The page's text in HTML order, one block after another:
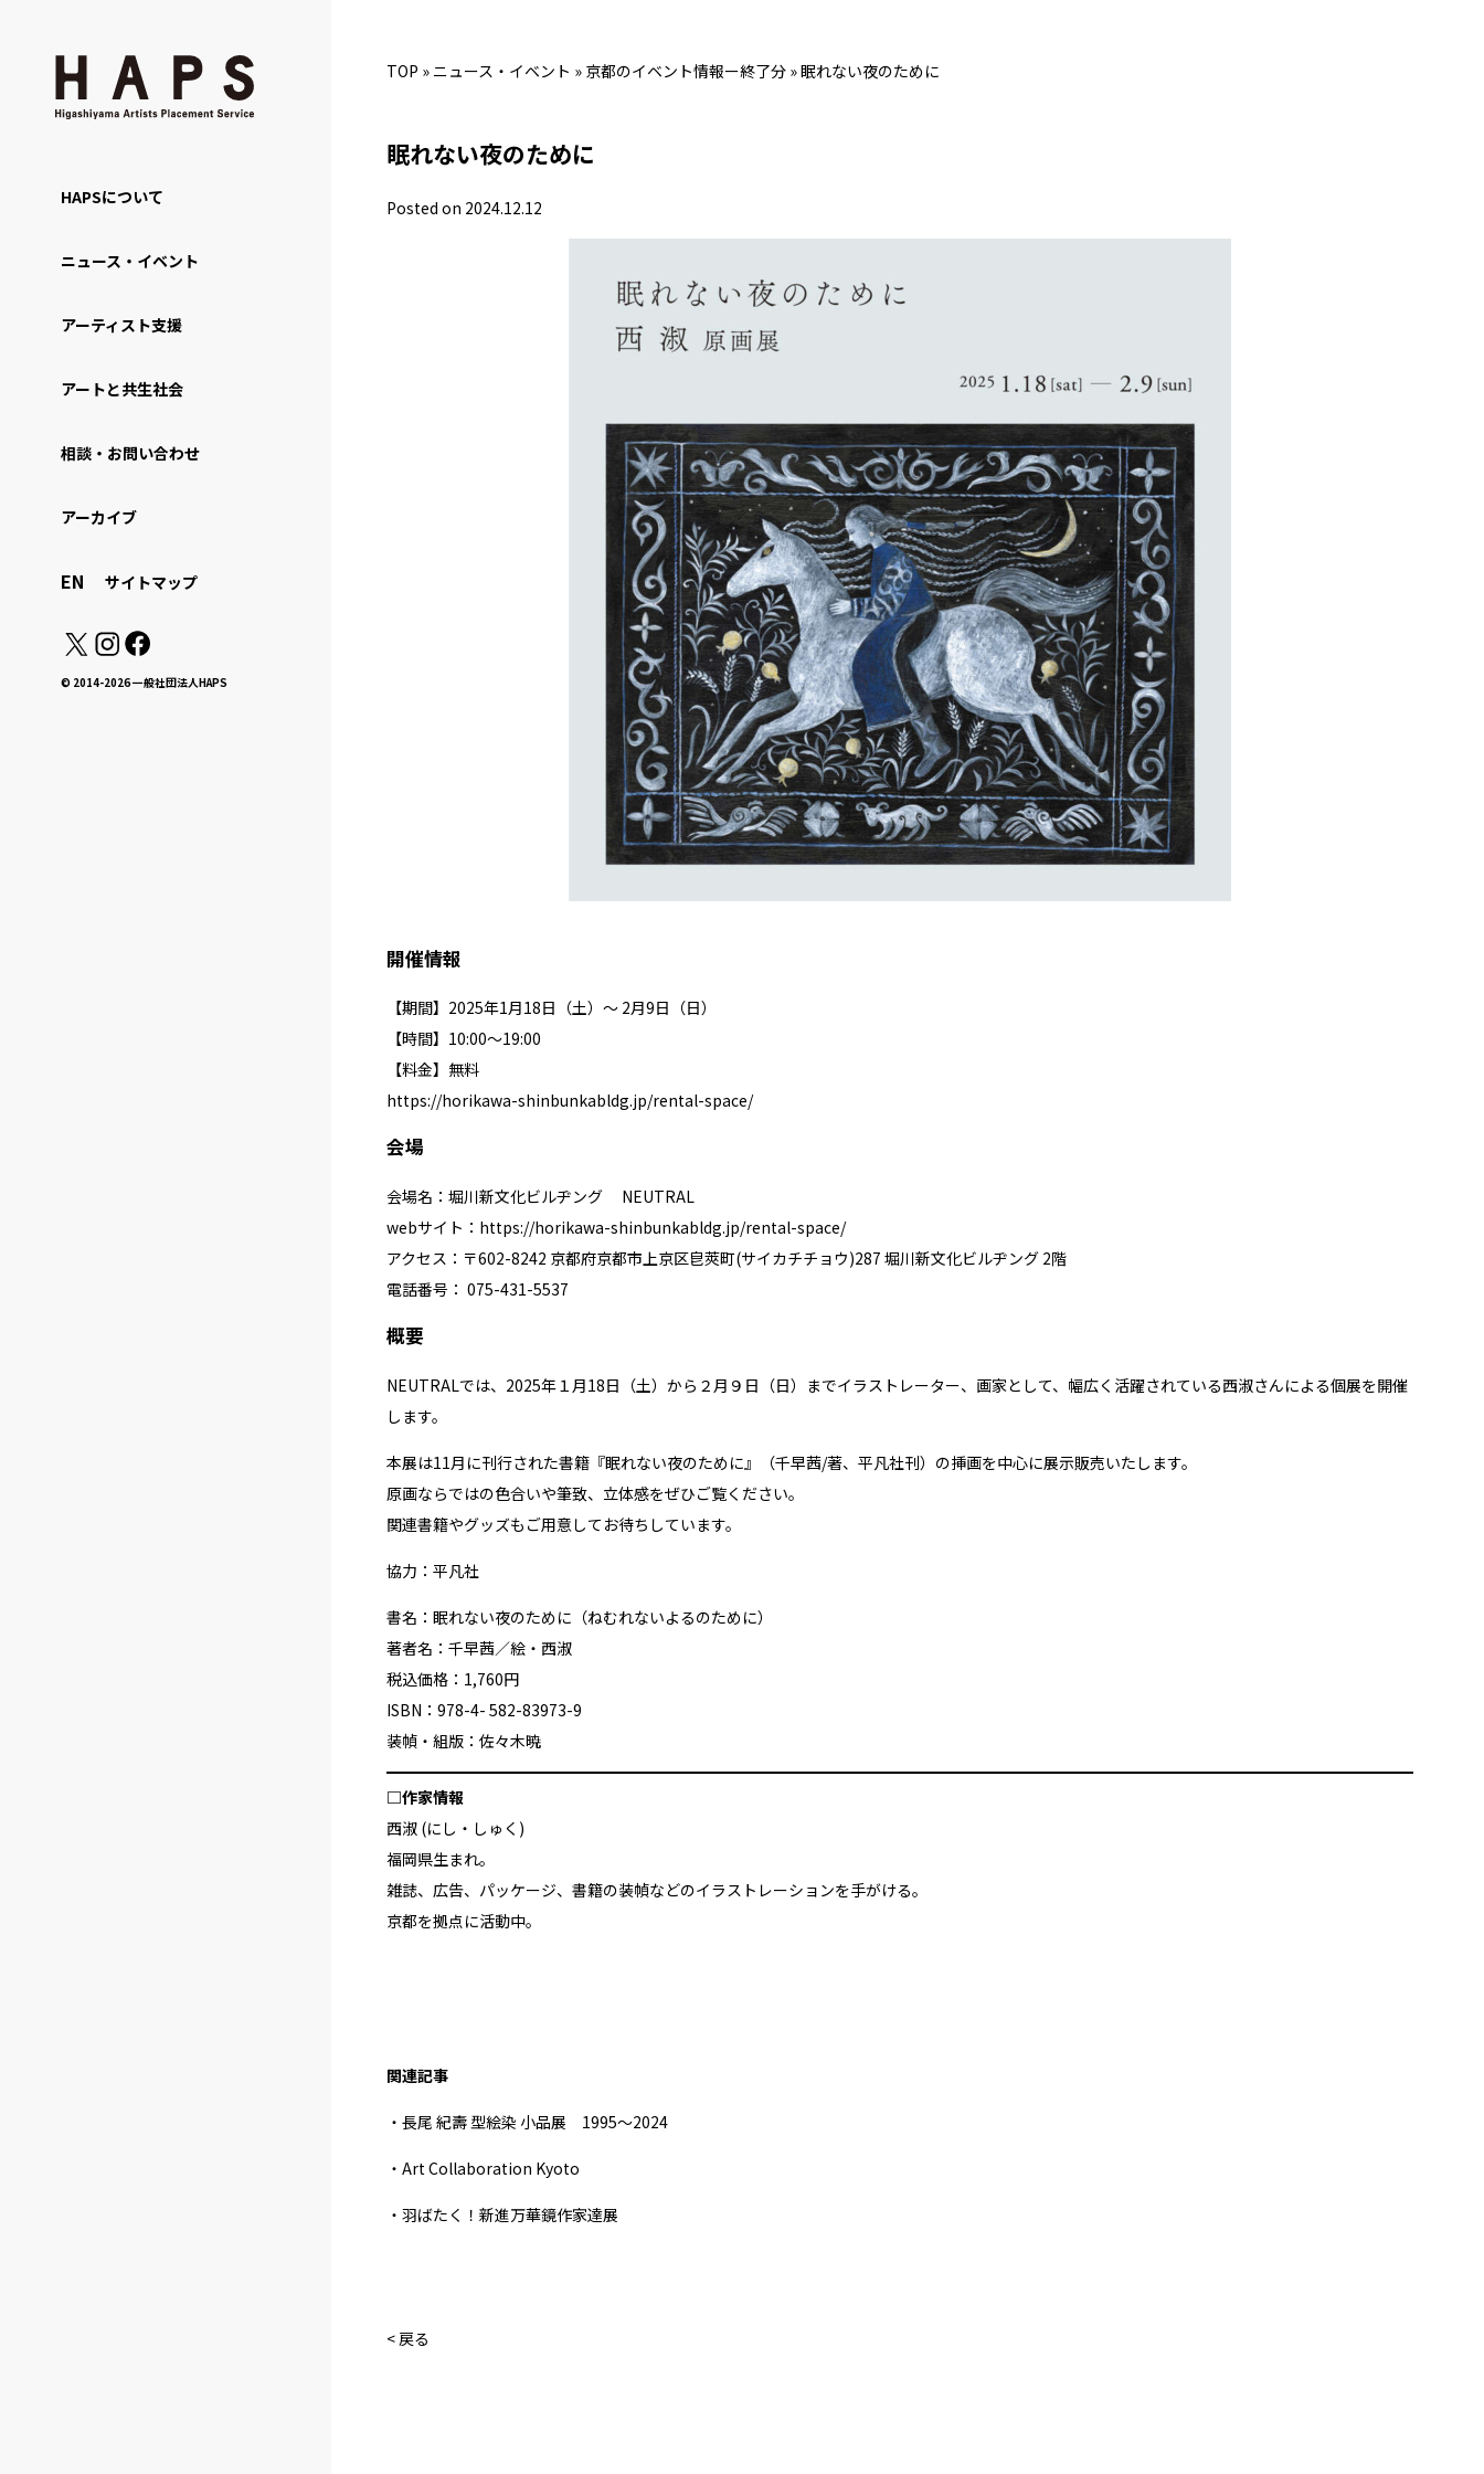
HAPSについて
ニュース・イベント
アーティスト支援
アートと共生社会
相談・お問い合わせ
アーカイブ
EN サイトマップ
© 2014-2026 一般社団法人HAPS
TOP » ニュース・イベント » 京都のイベント情報ー終了分 »眠れない夜のために
眠れない夜のために
Posted on 2024.12.12
開催情報
【期間】2025年1月18日（土）〜 2月9日（日）
【時間】10:00〜19:00
【料金】無料
https://horikawa-shinbunkabldg.jp/rental-space/
会場
会場名：堀川新文化ビルヂング NEUTRAL
webサイト： https://horikawa-shinbunkabldg.jp/rental-space/
アクセス：〒602-8242 京都府京都市上京区皀莢町(サイカチチョウ)287 堀川新文化ビルヂング 2階
電話番号： 075-431-5537
概要
NEUTRALでは、2025年１月18日（土）から２月９日（日）までイラストレーター、画家として、幅広く活躍されている西淑さんによる個展を開催
します。
本展は11月に刊行された書籍『眠れない夜のために』（千早茜/著、平凡社刊）の挿画を中心に展示販売いたします。
原画ならではの色合いや筆致、立体感をぜひご覧ください。
関連書籍やグッズもご用意してお待ちしています。
協力：平凡社
書名：眠れない夜のために（ねむれないよるのために）
著者名：千早茜／絵・西淑
税込価格：1,760円
ISBN：978-4- 582-83973-9
装幀・組版：佐々木暁
□作家情報
西淑 (にし・しゅく)
福岡県生まれ。
雑誌、広告、パッケージ、書籍の装幀などのイラストレーションを手がける。
京都を拠点に活動中。
関連記事
・長尾 紀壽 型絵染 小品展 1995～2024
・Art Collaboration Kyoto
・羽ばたく！新進万華鏡作家達展
< 戻る